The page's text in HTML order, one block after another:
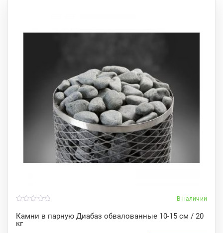
В наличии
Камни в парную Диабаз обвалованные 10-15 см / 20
кг
o
u
t